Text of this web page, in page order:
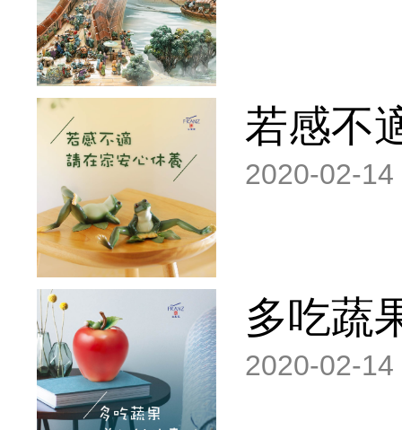
若感不
2020-02-14
多吃蔬
2020-02-14